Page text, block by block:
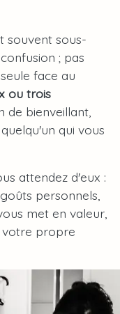
souvent sous-
; pas
face au
ou trois
de bienveillant,
qui vous
attendez d'eux :
personnels,
met en valeur,
votre propre